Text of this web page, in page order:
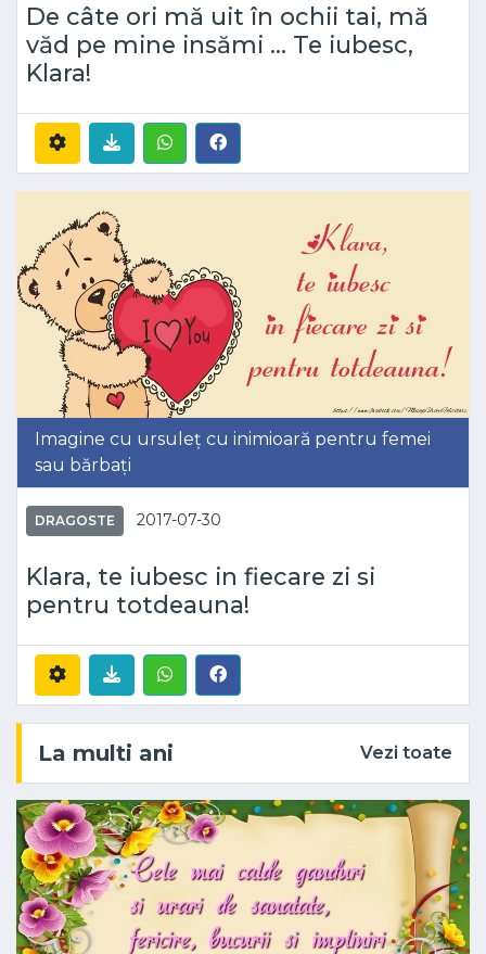
De câte ori mă uit în ochii tai, mă
văd pe mine insămi ... Te iubesc,
Klara!
Imagine cu ursuleț cu inimioară pentru femei
sau bărbați
DRAGOSTE 2017-07-30
Klara, te iubesc in fiecare zi si
pentru totdeauna!
La multi ani Vezi toate